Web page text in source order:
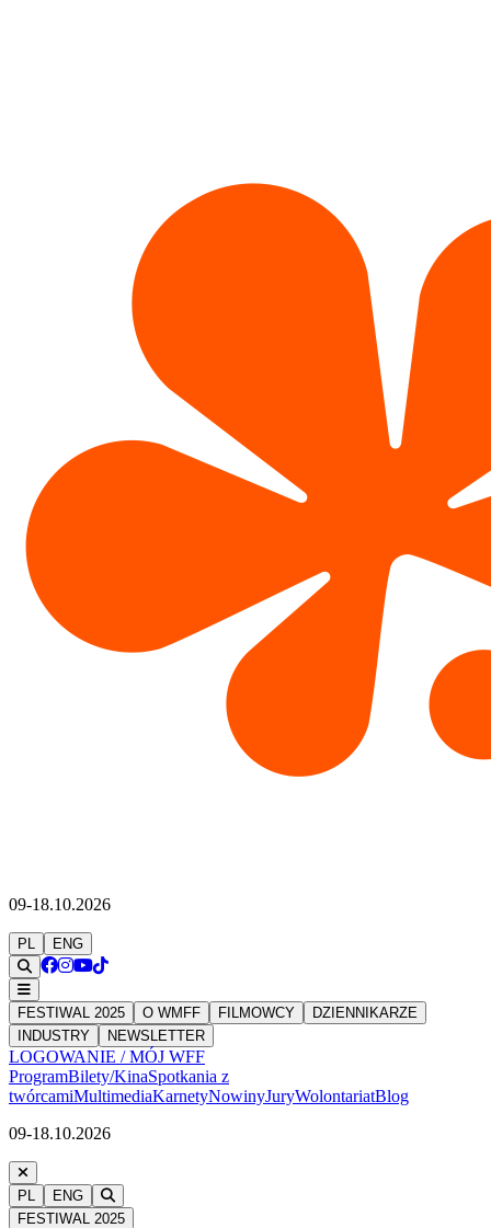
09-18.10.2026
PL ENG
FESTIWAL 2025 O WMFF FILMOWCY
DZIENNIKARZE
INDUSTRY
NEWSLETTER
LOGOWANIE / MÓJ WFF
ProgramBilety/KinaSpotkania z
twórcamiMultimediaKarnetyNowinyJuryWolontariatBlog
09-18.10.2026
PL
ENG
FESTIWAL 2025